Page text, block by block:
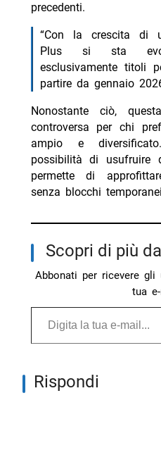
precedenti.
“Con la crescita di
Plus si sta
esclusivamente titoli
partire da gennaio
Nonostante ciò,
controversa per chi
ampio e
possibilità di usufruire
permette di
senza blocchi
Scopri di più
Abbonati per ricevere
tua
Digita la tua e-mail...
Rispondi